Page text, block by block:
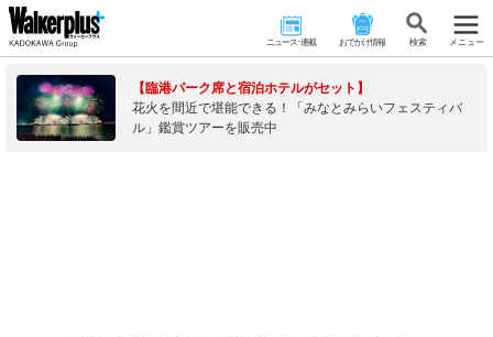
ニュース･連載 おでかけ情報 検 索 メニュー
【臨港パーク席と宿泊ホテルがセット】
花火を間近で堪能できる！「みなとみらいフェスティバ
ル」鑑賞ツアーを販売中